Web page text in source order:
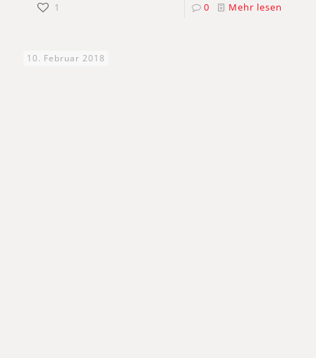
1 0 Mehr lesen
10. Februar 2018